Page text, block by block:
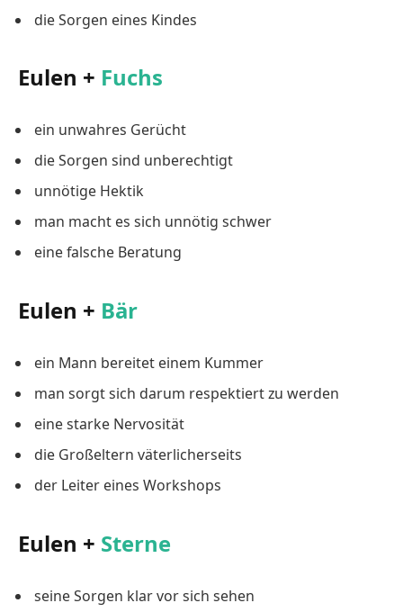
die Sorgen eines Kindes
Eulen + Fuchs
ein unwahres Gerücht
die Sorgen sind unberechtigt
unnötige Hektik
man macht es sich unnötig schwer
eine falsche Beratung
Eulen + Bär
ein Mann bereitet einem Kummer
man sorgt sich darum respektiert zu werden
eine starke Nervosität
die Großeltern väterlicherseits
der Leiter eines Workshops
Eulen + Sterne
seine Sorgen klar vor sich sehen